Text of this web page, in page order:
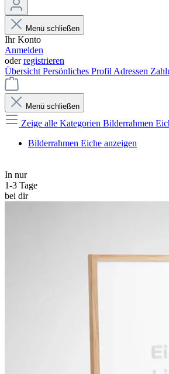
Menü schließen
Ihr Konto
Anmelden
oderregistrieren
Übersicht Persönliches Profil Adressen
Menü schließen
Zeige alle Kategorien Bilderrahmen
Bilderrahmen Eiche anzeigen
In nur
1-3 Tage
bei dir